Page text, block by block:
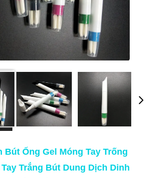
Bút Ống Gel Móng Tay Trống
Trắng Bút Dung Dịch Dinh